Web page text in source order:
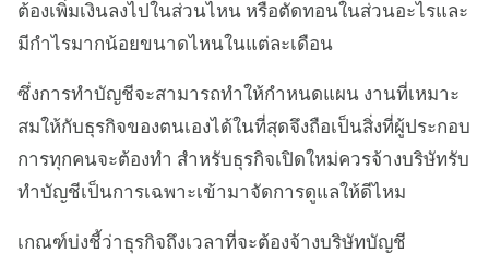
ต้องเพิ่มเงินลงไปในส่วนไหน หรือตัดทอนในส่วนอะไรและ
มีกำไรมากน้อยขนาดไหนในแต่ละเดือน
ซึ่งการทำบัญชีจะสามารถทำให้กำหนดแผน งานที่เหมาะ
สมให้กับธุรกิจของตนเองได้ในที่สุดจึงถือเป็นสิ่งที่ผู้ประกอบ
การทุกคนจะต้องทำ สำหรับธุรกิจเปิดใหม่ควรจ้างบริษัทรับ
ทำบัญชีเป็นการเฉพาะเข้ามาจัดการดูแลให้ดีไหม
เกณฑ์บ่งชี้ว่าธุรกิจถึงเวลาที่จะต้องจ้างบริษัทบัญชี